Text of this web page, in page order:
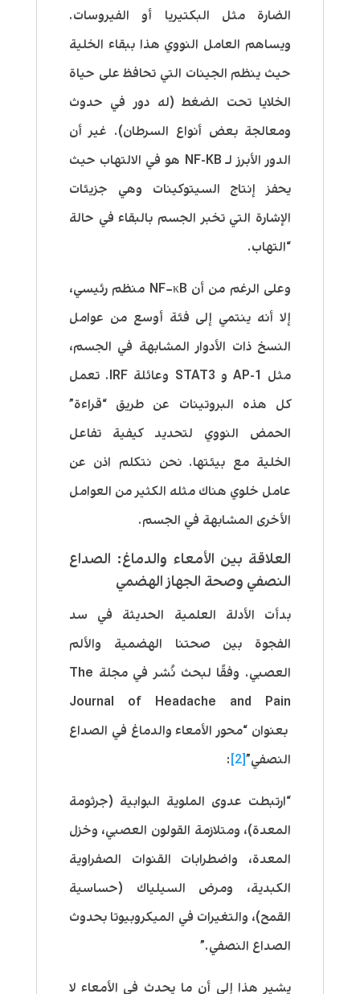
الضارة مثل البكتيريا أو الفيروسات.
ويساهم العامل النووي هذا ببقاء الخلية
حيث ينظم الجينات التي تحافظ على حياة
الخلايا تحت الضغط (له دور في حدوث
ومعالجة بعض أنواع السرطان). غير أن
الدور الأبرز لـ NF-KB هو في الالتهاب حيث
يحفز إنتاج السيتوكينات وهي جزيئات
الإشارة التي تخبر الجسم بالبقاء في حالة
“التهاب.
وعلى الرغم من أن NF−κB منظم رئيسي،
إلا أنه ينتمي إلى فئة أوسع من عوامل
النسخ ذات الأدوار المشابهة في الجسم،
مثل AP-1 و STAT3 وعائلة IRF. تعمل
كل هذه البروتينات عن طريق “قراءة”
الحمض النووي لتحديد كيفية تفاعل
الخلية مع بيئتها. نحن نتكلم اذن عن
عامل خلوي هناك مثله الكثير من العوامل
الأخرى المشابهة في الجسم.
العلاقة بين الأمعاء والدماغ: الصداع
النصفي وصحة الجهاز الهضمي
بدأت الأدلة العلمية الحديثة في سد
الفجوة بين صحتنا الهضمية والألم
العصبي. وفقًا لبحث نُشر في مجلة The
Journal of Headache and Pain
بعنوان “محور الأمعاء والدماغ في الصداع
النصفي”[2]
:
“ارتبطت عدوى الملوية البوابية (جرثومة
المعدة)، ومتلازمة القولون العصبي، وخزل
المعدة، واضطرابات القنوات الصفراوية
الكبدية، ومرض السيلياك (حساسية
القمح)، والتغيرات في الميكروبيوتا بحدوث
الصداع النصفي.”
يشير هذا إلى أن ما يحدث في الأمعاء لا